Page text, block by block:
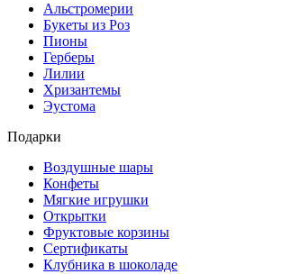
Альстромерии
Букеты из Роз
Пионы
Герберы
Лилии
Хризантемы
Эустома
Подарки
Воздушные шары
Конфеты
Мягкие игрушки
Открытки
Фруктовые корзины
Сертификаты
Клубника в шоколаде